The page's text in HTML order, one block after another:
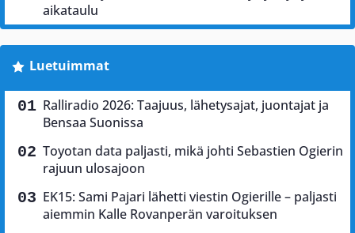
aikataulu
Luetuimmat
Ralliradio 2026: Taajuus, lähetysajat, juontajat ja
Bensaa Suonissa
Toyotan data paljasti, mikä johti Sebastien Ogierin
rajuun ulosajoon
EK15: Sami Pajari lähetti viestin Ogierille – paljasti
aiemmin Kalle Rovanperän varoituksen